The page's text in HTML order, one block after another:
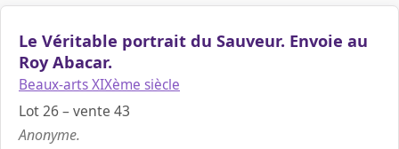
Le Véritable portrait du Sauveur. Envoie au
Roy Abacar.
Beaux-arts XIXème siècle
Lot 26 – vente 43
Anonyme.